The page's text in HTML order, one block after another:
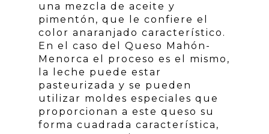
una mezcla de aceite y
pimentón, que le confiere el
color anaranjado característico.
En el caso del Queso Mahón-
Menorca el proceso es el mismo,
la leche puede estar
pasteurizada y se pueden
utilizar moldes especiales que
proporcionan a este queso su
forma cuadrada característica,